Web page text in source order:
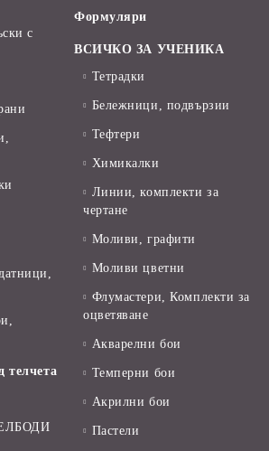
с
телчета
Формуляри
ВСИЧКО ЗА УЧЕНИКА
Тетрадки
Бележници, подвързии
Тефтери
Химикалки
Линии, комплекти за
чертане
Моливи, графити
Моливи цветни
Флумастери, Комплекти за
оцветяване
Акварелни бои
Темперни бои
Акрилни бои
Пастели